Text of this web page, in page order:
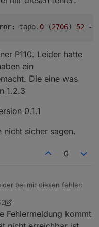
Tapo_C210v2_en_1.3.
Tapo_C210v2_en_1.3.
Tapo_C210v2_en_1.3.
Tapo_C210v2_en_1.3.
Tapo_C210v2_en_1.3.
: tapo. 0 (2706) 52 -
P110. Leider hatte
ein
Die eine was
1.2.3
0.1.1
nicht sicher sagen.
0
bei mir diesen fehler:
meiner P110. Leider hatte
Fehlermeldung kommt